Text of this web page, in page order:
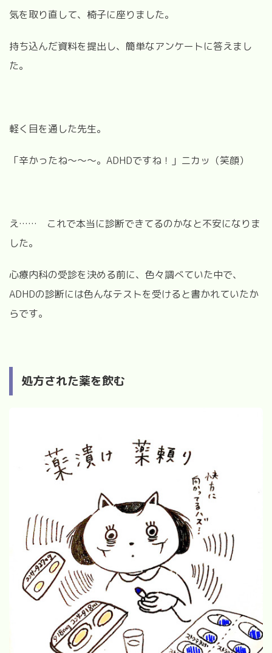
気を取り直して、椅子に座りました。
持ち込んだ資料を提出し、簡単なアンケートに答えまし
た。
軽く目を通した先生。
「辛かったね～～～。 ADHDですね！」ニカッ（笑顔）
え…… これで本当に診断できてるのかなと不安になりま
した。
心療内科の受診を決める前に、色々調べていた中で、
ADHDの診断には色んなテストを受けると書かれていたか
らです。
処方された薬を飲む